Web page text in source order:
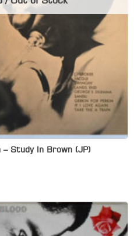
– Study In Brown (JP)